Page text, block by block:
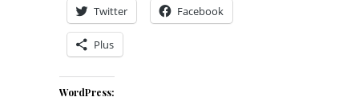
Twitter Facebook
Plus
WordPress: